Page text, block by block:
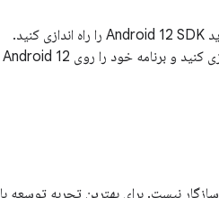
برای توسعه با API های Android 12 و آزمایش برنامه خود با تغییرات رفتاری Android 12، باید Android 12 SDK را راه اندازی کنید.
دستورالعمل های این صفحه را دنبال کنید تا Android 12 SDK را در اندروید استودیو راه اندازی کنید و برنامه خود را روی Android 12
Android 12 SDK شامل تغییراتی است که با برخی از نسخه های پایین تر Android Studio سازگار نیست. برای بهترین تجربه توسعه با